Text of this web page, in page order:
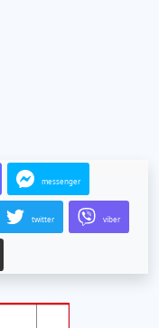
messenger
twitter viber